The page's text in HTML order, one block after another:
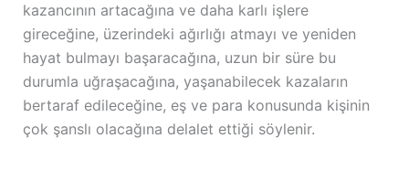
kazancının artacağına ve daha karlı işlere
gireceğine, üzerindeki ağırlığı atmayı ve yeniden
hayat bulmayı başaracağına, uzun bir süre bu
durumla uğraşacağına, yaşanabilecek kazaların
bertaraf edileceğine, eş ve para konusunda kişinin
çok şanslı olacağına delalet ettiği söylenir.